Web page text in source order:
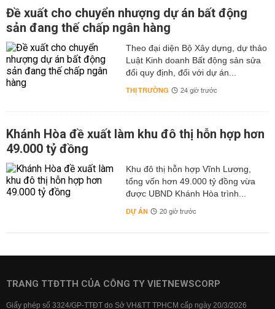
Đề xuất cho chuyển nhượng dự án bất động
sản đang thế chấp ngân hàng
Theo đại diện Bộ Xây dựng, dự thảo
Luật Kinh doanh Bất động sản sửa
đổi quy định, đối với dự án...
THỊ TRƯỜNG 24 giờ trước
Khánh Hòa đề xuất làm khu đô thị hỗn hợp hơn
49.000 tỷ đồng
Khu đô thị hỗn hợp Vĩnh Lương,
tổng vốn hơn 49.000 tỷ đồng vừa
được UBND Khánh Hòa trình...
DỰ ÁN 20 giờ trước
TRANG TTĐTTH CỦA CÔNG TY VIETNEWSCORP
Giấy phép số 3324/GP-TTĐT do Sở VH&TT TPHCM cấp ngày 20/3/2026